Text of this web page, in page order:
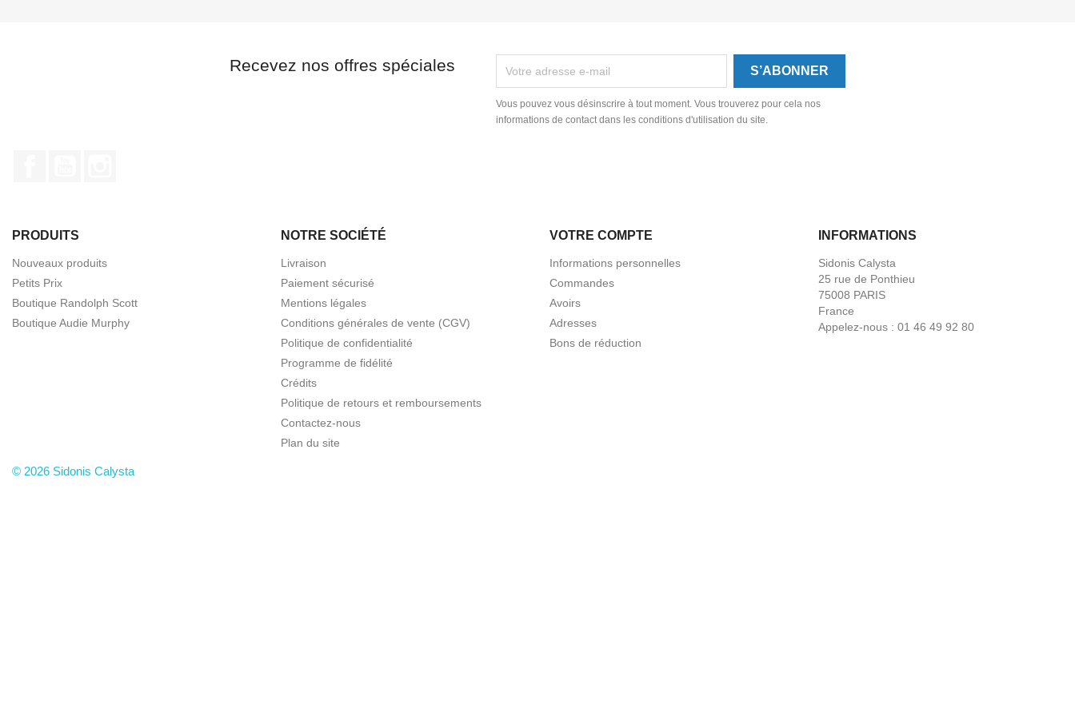
Recevez nos offres spéciales
Vous pouvez vous désinscrire à tout moment. Vous trouverez pour cela nos
informations de contact dans les conditions d'utilisation du site.
PRODUITS
Nouveaux produits
Petits Prix
Boutique Randolph Scott
Boutique Audie Murphy
NOTRE SOCIÉTÉ
Livraison
Paiement sécurisé
Mentions légales
Conditions générales de vente (CGV)
Politique de confidentialité
Programme de fidélité
Crédits
Politique de retours et remboursements
Contactez-nous
Plan du site
VOTRE COMPTE
Informations personnelles
Commandes
Avoirs
Adresses
Bons de réduction
INFORMATIONS
Sidonis Calysta
25 rue de Ponthieu
75008 PARIS
France
Appelez-nous : 01 46 49 92 80
© 2026 Sidonis Calysta